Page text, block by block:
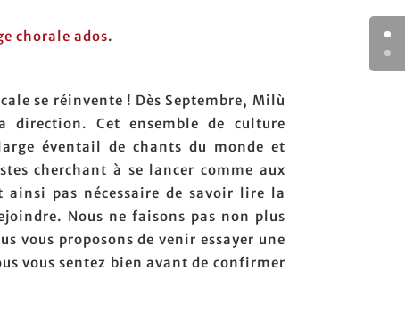
chorale ados.
se réinvente ! Dès Septembre, Milù
direction. Cet ensemble de culture
éventail de chants du monde et
cherchant à se lancer comme aux
ainsi pas nécessaire de savoir lire la
Nous ne faisons pas non plus
vous proposons de venir essayer une
vous sentez bien avant de confirmer